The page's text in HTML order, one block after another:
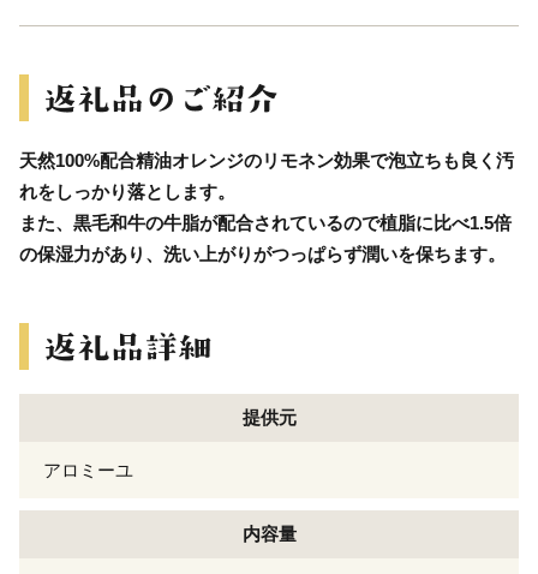
天然100%配合精油オレンジのリモネン効果で泡立ちも良く汚
れをしっかり落とします。
また、黒毛和牛の牛脂が配合されているので植脂に比べ1.5倍
の保湿力があり、洗い上がりがつっぱらず潤いを保ちます。
提供元
アロミーユ
内容量